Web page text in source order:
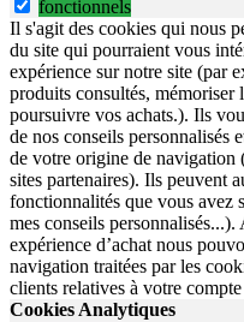
fonctionnels
Il s'agit des cookies qui nous
du site qui pourraient vous
expérience sur notre site (par
produits consultés, mémoriser
poursuivre vos achats.). Ils
de nos conseils personnalisés
de votre origine de navigation
sites partenaires). Ils peuvent
fonctionnalités que vous avez
mes conseils
expérience d’achat nous
navigation traitées par les
clients relatives à votre
Cookies Analytiques